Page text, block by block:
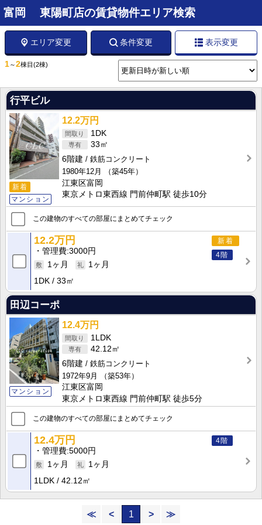
富岡 東陽町店の賃貸物件エリア検索
エリア変更 条件変更 表示変更
1～2棟目 (2棟)
行平ビル
新着
マンション
12.2万円
1DK
33㎡
6階建
鉄筋コンクリート
1980年12月
（築45年）
江東区富岡
東京メトロ東西線 門前仲町駅 徒歩10分
この建物のすべての部屋にまとめてチェック
新着
4階
12.2万円
管理費 3000円
1ヶ月
1ヶ月
1DK
33㎡
田辺コーポ
マンション
12.4万円
1LDK
42.12㎡
6階建
鉄筋コンクリート
1972年9月
（築53年）
江東区富岡
東京メトロ東西線 門前仲町駅 徒歩5分
この建物のすべての部屋にまとめてチェック
4階
12.4万円
管理費 5000円
1ヶ月
1ヶ月
1LDK
42.12㎡
≪ < 1 > ≫